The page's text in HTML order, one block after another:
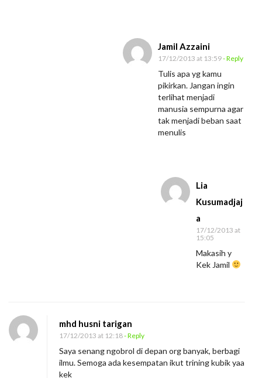
Jamil Azzaini
17/12/2013 at 13:59- Reply
Tulis apa yg kamu
pikirkan. Jangan ingin
terlihat menjadi
manusia sempurna agar
tak menjadi beban saat
menulis
Lia
Kusumadjaj
a
17/12/2013 at
15:05
Makasih y
Kek Jamil
mhd husni tarigan
17/12/2013 at 12:18- Reply
Saya senang ngobrol di depan org banyak, berbagi
ilmu. Semoga ada kesempatan ikut trining kubik yaa
kek